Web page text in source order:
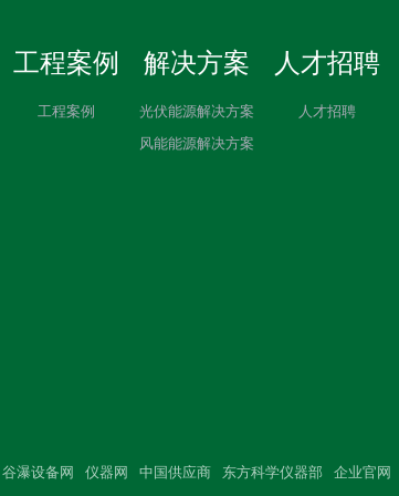
工程案例
工程案例
解决方案
光伏能源解决方案
风能能源解决方案
人才招聘
人才招聘
谷瀑设备网 仪器网 中国供应商 东方科学仪器部 企业官网